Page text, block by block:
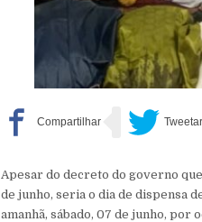
Apesar do decreto do governo
de junho, seria o dia de dispensa
amanhã, sábado, 07 de junho, por